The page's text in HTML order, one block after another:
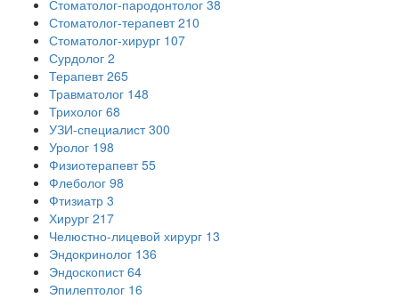
Стоматолог-пародонтолог 38
Стоматолог-терапевт 210
Стоматолог-хирург 107
Сурдолог 2
Терапевт 265
Травматолог 148
Трихолог 68
УЗИ-специалист 300
Уролог 198
Физиотерапевт 55
Флеболог 98
Фтизиатр 3
Хирург 217
Челюстно-лицевой хирург 13
Эндокринолог 136
Эндоскопист 64
Эпилептолог 16